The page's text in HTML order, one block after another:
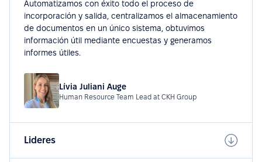
Automatizamos con éxito todo el proceso de
incorporación y salida, centralizamos el almacenamiento
de documentos en un único sistema, obtuvimos
información útil mediante encuestas y generamos
informes útiles.
Lívia Juliani Auge
Human Resource Team Lead at CKH Group
Lideres